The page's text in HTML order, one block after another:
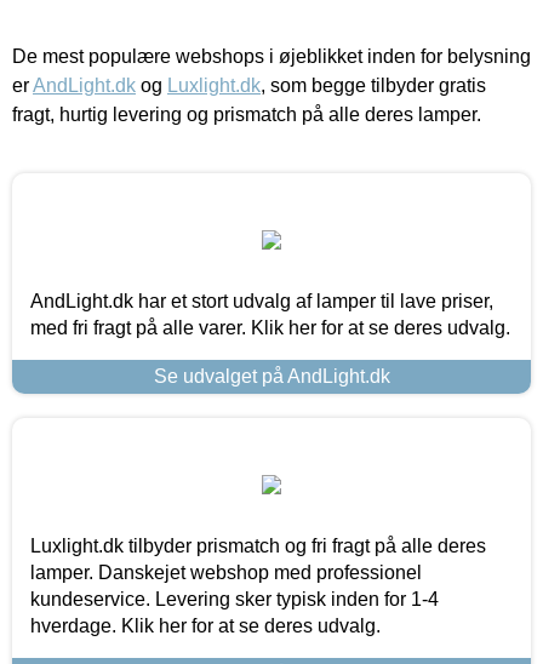
De mest populære webshops i øjeblikket inden for belysning
erAndLight.dk og Luxlight.dk, som begge tilbyder gratis
fragt, hurtig levering og prismatch på alle deres lamper.
AndLight.dk har et stort udvalg af lamper til lave priser,
med fri fragt på alle varer. Klik her for at se deres udvalg.
Se udvalget på AndLight.dk
Luxlight.dk tilbyder prismatch og fri fragt på alle deres
lamper. Danskejet webshop med professionel
kundeservice. Levering sker typisk inden for 1-4
hverdage. Klik her for at se deres udvalg.